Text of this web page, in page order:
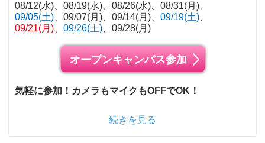
08/12(水)
08/19(水) 08/26(水)
08/31(月)
09/05(土)
09/07(月) 09/14(月)
09/19(土)
09/21(月)
09/26(土) 09/28(月)
オープンキャンパス参加
気軽に参加！カメラもマイクもOFFでOK！
続きを見る